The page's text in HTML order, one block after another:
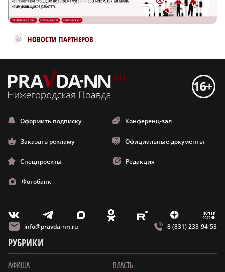
НОВОСТИ ПАРТНЕРОВ
Новости МирТесен
Оформить подписку Конференц-зал
Заказать рекламу Официальные документы
Спецпроекты Редакция
Фотобанк
V T X O E Z m
info@pravda-nn.ru 8 (831) 233-94-53
РУБРИКИ
АФИША
ВЛАСТЬ